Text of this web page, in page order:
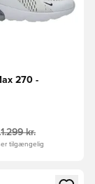
270 -
1.299 kr.
tilgængelig